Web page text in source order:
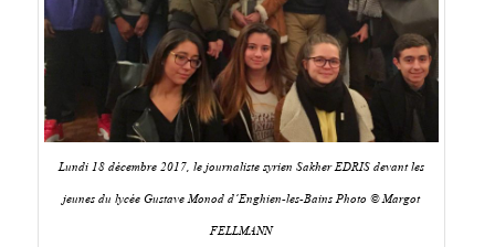
Lundi 18 décembre 2017, le journaliste syrien Sakher EDRIS devant les
jeunes du lycée Gustave Monod d’Enghien-les-Bains Photo © Margot
FELLMANN